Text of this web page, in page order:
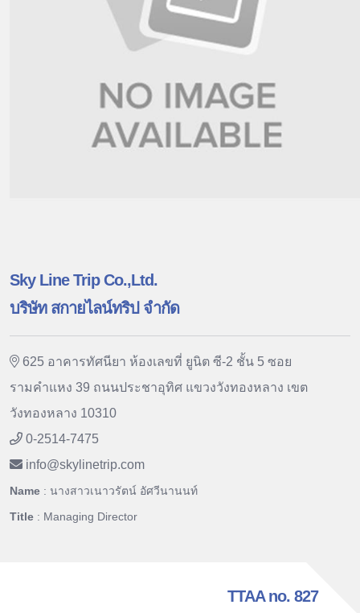
Sky Line Trip Co.,Ltd.
บริษัท สกายไลน์ทริป จำกัด
625 อาคารทัศนียา ห้องเลขที่ ยูนิต ซี-2 ชั้น 5 ซอย
รามคำแหง 39 ถนนประชาอุทิศ แขวงวังทองหลาง เขต
วังทองหลาง 10310
0-2514-7475
info@skylinetrip.com
Name : นางสาวเนาวรัตน์ อัศวีนานนท์
Title : Managing Director
TTAA no. 827